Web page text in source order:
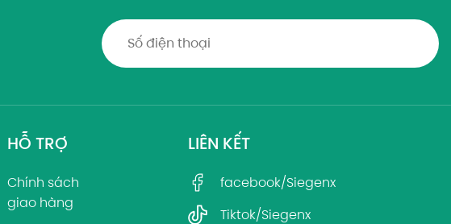
HỖ TRỢ
Chính sách
giao hàng
LIÊN KẾT
facebook/Siegenx
Tiktok/Siegenx